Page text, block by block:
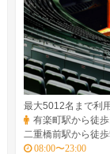
最大5012名まで利
有楽町駅から徒
二重橋前駅から徒
08:00〜23:00